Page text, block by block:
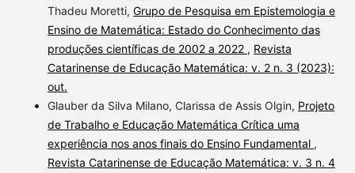
Thadeu Moretti, Grupo de Pesquisa em Epistemologia e
Ensino de Matemática: Estado do Conhecimento das
produções científicas de 2002 a 2022 , Revista
Catarinense de Educação Matemática: v. 2 n. 3 (2023):
out.
Glauber da Silva Milano, Clarissa de Assis Olgin, Projeto
de Trabalho e Educação Matemática Crítica uma
experiência nos anos finais do Ensino Fundamental ,
Revista Catarinense de Educação Matemática: v. 3 n. 4